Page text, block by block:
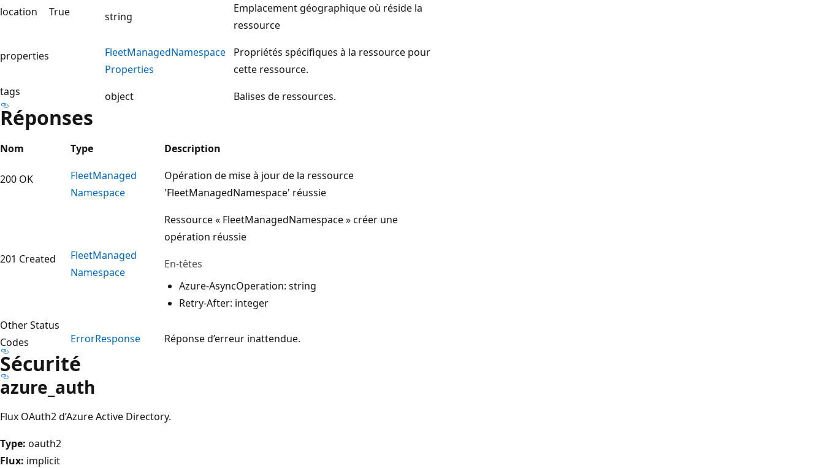
location True string
Emplacement géographique où réside la
ressource
properties FleetManagedNamespace
Properties
Propriétés spécifiques à la ressource pour
cette ressource.
tags
object Balises de ressources.
Réponses
Nom Type Description
200 OK FleetManaged
Namespace
Opération de mise à jour de la ressource
'FleetManagedNamespace' réussie
201 Created FleetManaged
Namespace
Ressource « FleetManagedNamespace » créer une
opération réussie
En-têtes
Azure-AsyncOperation: string
Retry-After: integer
Other Status
Codes
ErrorResponse Réponse d’erreur inattendue.
Sécurité
azure_auth
Flux OAuth2 d’Azure Active Directory.
Type: oauth2
Flux: implicit